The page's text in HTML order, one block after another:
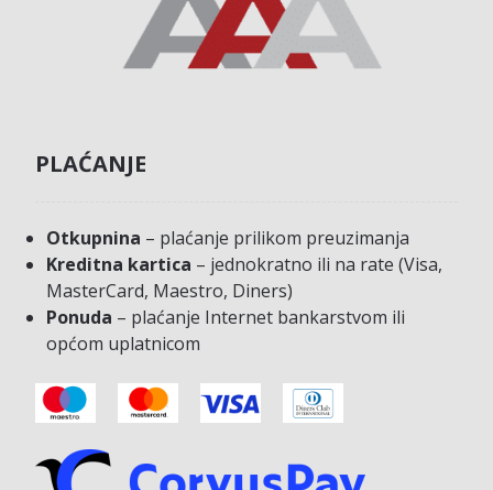
PLAĆANJE
Otkupnina – plaćanje prilikom preuzimanja
Kreditna kartica – jednokratno ili na rate (Visa,
MasterCard, Maestro, Diners)
Ponuda – plaćanje Internet bankarstvom ili
općom uplatnicom